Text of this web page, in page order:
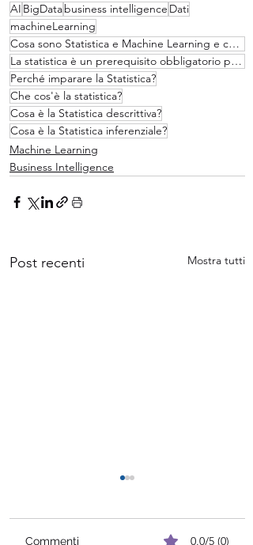
AI BigDatabusiness intelligence Dati
machineLearning
Cosa sono Statistica e Machine Learning e che correlazione c'è ?
La statistica è un prerequisito obbligatorio per il Machine Learning!
Perché imparare la Statistica?
Che cos'è la statistica?
Cosa è la Statistica descrittiva?
Cosa è la Statistica inferenziale?
Machine Learning
Business Intelligence
Post recenti Mostra tutti
Commenti 0.0/5 (0)